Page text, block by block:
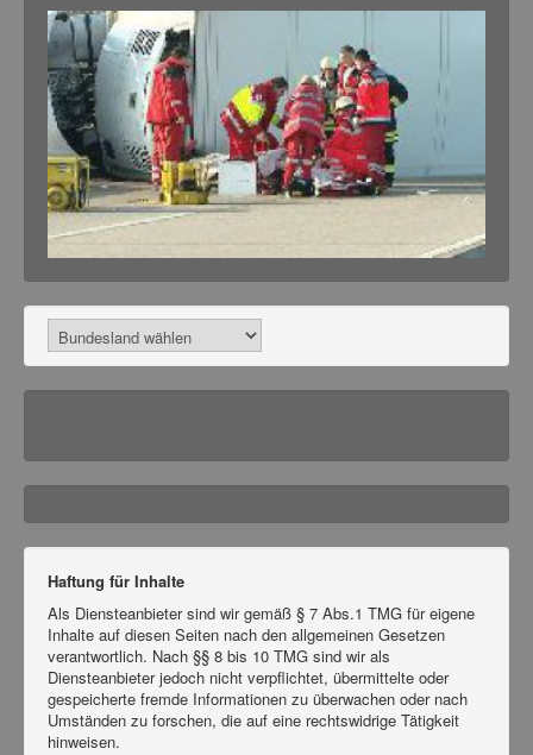
Haftung für Inhalte
Als Diensteanbieter sind wir gemäß § 7 Abs.1 TMG für eigene
Inhalte auf diesen Seiten nach den allgemeinen Gesetzen
verantwortlich. Nach §§ 8 bis 10 TMG sind wir als
Diensteanbieter jedoch nicht verpflichtet, übermittelte oder
gespeicherte fremde Informationen zu überwachen oder nach
Umständen zu forschen, die auf eine rechtswidrige Tätigkeit
hinweisen.